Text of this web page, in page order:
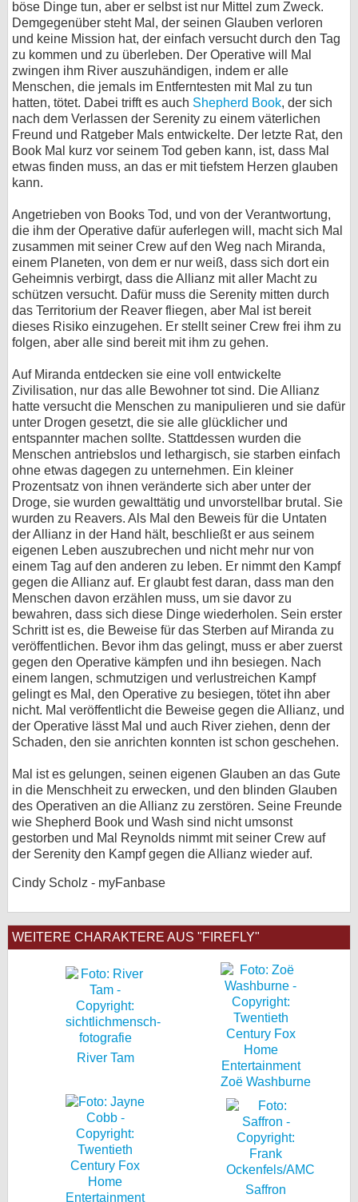
böse Dinge tun, aber er selbst ist nur Mittel zum Zweck.
Demgegenüber steht Mal, der seinen Glauben verloren
und keine Mission hat, der einfach versucht durch den Tag
zu kommen und zu überleben. Der Operative will Mal
zwingen ihm River auszuhändigen, indem er alle
Menschen, die jemals im Entferntesten mit Mal zu tun
hatten, tötet. Dabei trifft es auch Shepherd Book, der sich
nach dem Verlassen der Serenity zu einem väterlichen
Freund und Ratgeber Mals entwickelte. Der letzte Rat, den
Book Mal kurz vor seinem Tod geben kann, ist, dass Mal
etwas finden muss, an das er mit tiefstem Herzen glauben
kann.
Angetrieben von Books Tod, und von der Verantwortung,
die ihm der Operative dafür auferlegen will, macht sich Mal
zusammen mit seiner Crew auf den Weg nach Miranda,
einem Planeten, von dem er nur weiß, dass sich dort ein
Geheimnis verbirgt, dass die Allianz mit aller Macht zu
schützen versucht. Dafür muss die Serenity mitten durch
das Territorium der Reaver fliegen, aber Mal ist bereit
dieses Risiko einzugehen. Er stellt seiner Crew frei ihm zu
folgen, aber alle sind bereit mit ihm zu gehen.
Auf Miranda entdecken sie eine voll entwickelte
Zivilisation, nur das alle Bewohner tot sind. Die Allianz
hatte versucht die Menschen zu manipulieren und sie dafür
unter Drogen gesetzt, die sie alle glücklicher und
entspannter machen sollte. Stattdessen wurden die
Menschen antriebslos und lethargisch, sie starben einfach
ohne etwas dagegen zu unternehmen. Ein kleiner
Prozentsatz von ihnen veränderte sich aber unter der
Droge, sie wurden gewalttätig und unvorstellbar brutal. Sie
wurden zu Reavers. Als Mal den Beweis für die Untaten
der Allianz in der Hand hält, beschließt er aus seinem
eigenen Leben auszubrechen und nicht mehr nur von
einem Tag auf den anderen zu leben. Er nimmt den Kampf
gegen die Allianz auf. Er glaubt fest daran, dass man den
Menschen davon erzählen muss, um sie davor zu
bewahren, dass sich diese Dinge wiederholen. Sein erster
Schritt ist es, die Beweise für das Sterben auf Miranda zu
veröffentlichen. Bevor ihm das gelingt, muss er aber zuerst
gegen den Operative kämpfen und ihn besiegen. Nach
einem langen, schmutzigen und verlustreichen Kampf
gelingt es Mal, den Operative zu besiegen, tötet ihn aber
nicht. Mal veröffentlicht die Beweise gegen die Allianz, und
der Operative lässt Mal und auch River ziehen, denn der
Schaden, den sie anrichten konnten ist schon geschehen.
Mal ist es gelungen, seinen eigenen Glauben an das Gute
in die Menschheit zu erwecken, und den blinden Glauben
des Operativen an die Allianz zu zerstören. Seine Freunde
wie Shepherd Book und Wash sind nicht umsonst
gestorben und Mal Reynolds nimmt mit seiner Crew auf
der Serenity den Kampf gegen die Allianz wieder auf.
Cindy Scholz - myFanbase
WEITERE CHARAKTERE AUS "FIREFLY"
River Tam
Zoë Washburne
Saffron